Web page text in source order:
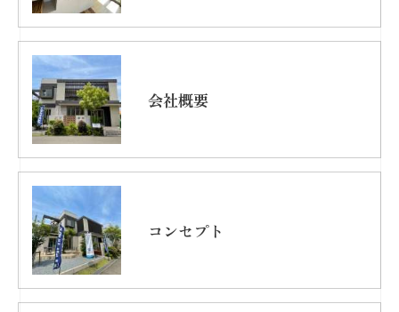
会社概要
コンセプト